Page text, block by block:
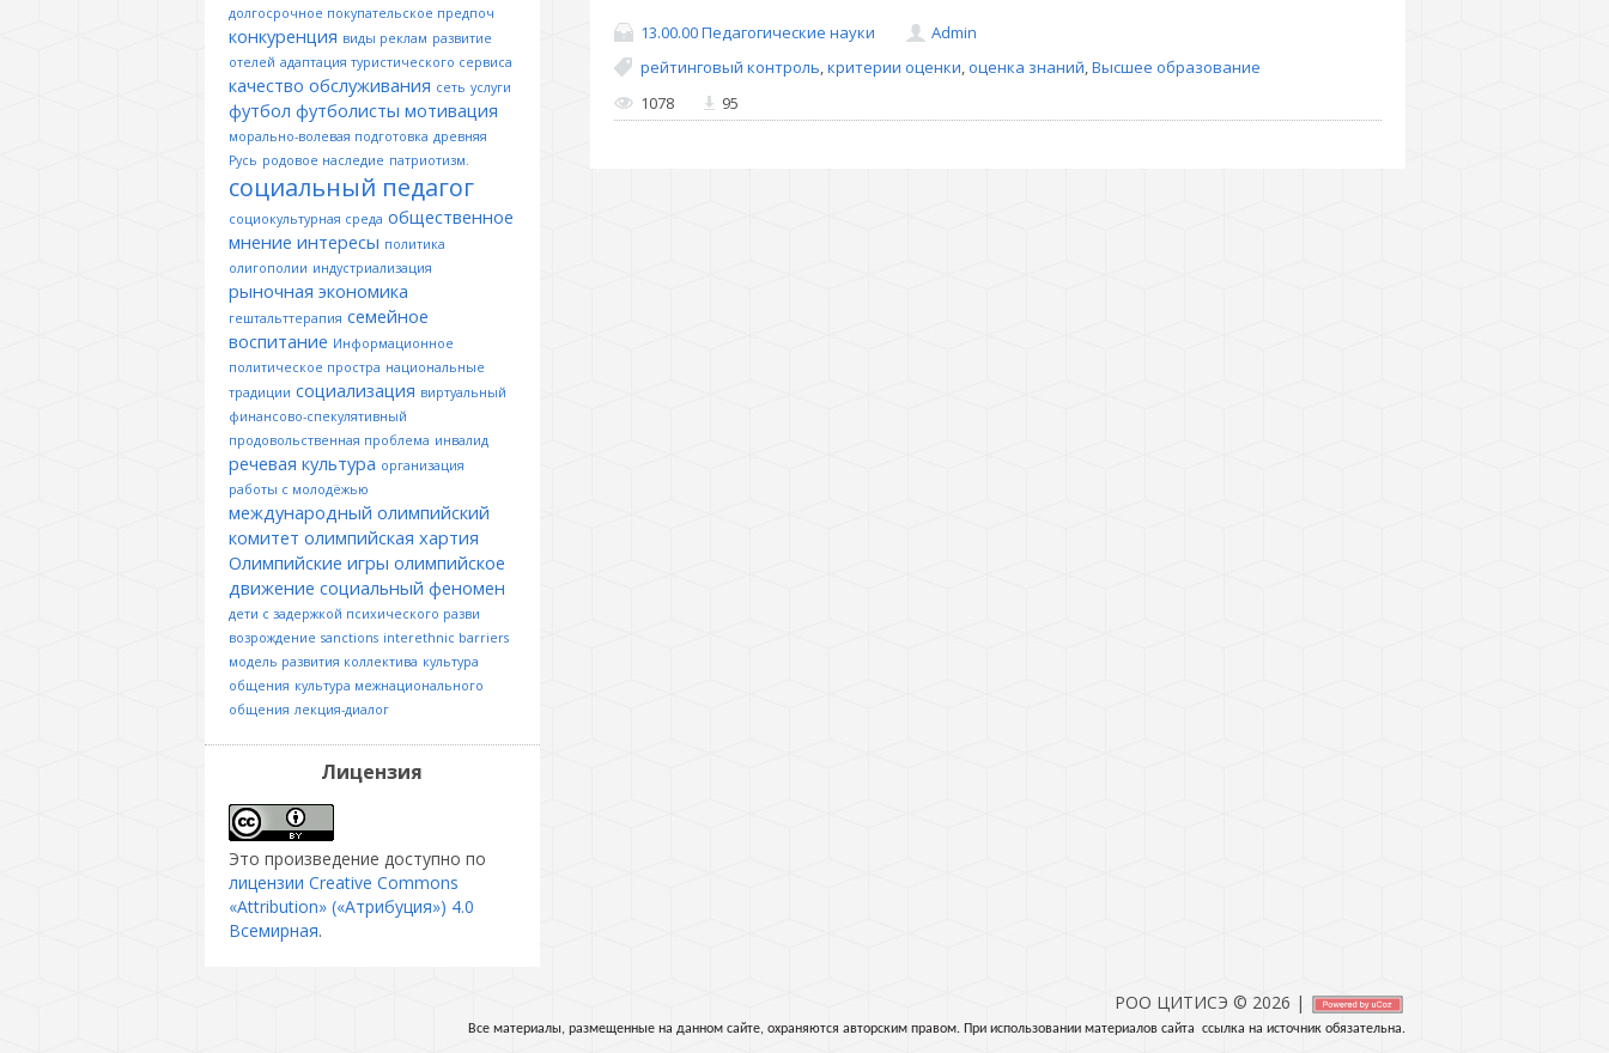
13.00.00 Педагогические науки
Admin
рейтинговый контроль,критерии оценки,оценка знаний,Высшее образование
1078
95
долгосрочное покупательское предпоч
конкуренция виды реклам развитие
отелей адаптация туристического сервиса
качество обслуживания сеть услуги
футбол футболисты мотивация
морально-волевая подготовка древняя
Русь родовое наследие патриотизм.
социальный педагог
социокультурная среда общественное
мнение интересы политика
олигополии индустриализация
рыночная экономика
гештальттерапия семейное
воспитание Информационное
политическое простра национальные
традиции социализация виртуальный
финансово-спекулятивный
продовольственная проблема инвалид
речевая культура организация
работы с молодёжью
международный олимпийский
комитет олимпийская хартия
Олимпийские игры олимпийское
движение социальный феномен
дети с задержкой психического разви
возрождение sanctions interethnic barriers
модель развития коллектива культура
общения культура межнационального
общения лекция-диалог
Лицензия
Это произведение доступно по
лицензии Creative Commons
«Attribution» («Атрибуция») 4.0
Всемирная.
РОО ЦИТИСЭ © 2026 |
Все материалы, размещенные на данном сайте, охраняются авторским правом. При использовании материалов сайта ссылка на источник обязательна.